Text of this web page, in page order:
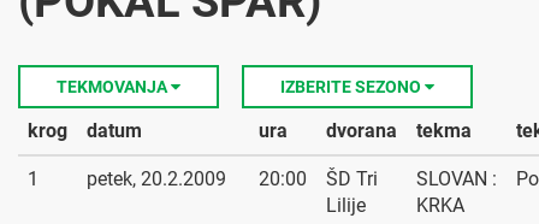
TEKMOVANJA IZBERITE SEZONO
krog datum ura dvorana tekma
1 petek, 20.2.2009 20:00
ŠD Tri
Lilije
SLOVAN :
KRKA